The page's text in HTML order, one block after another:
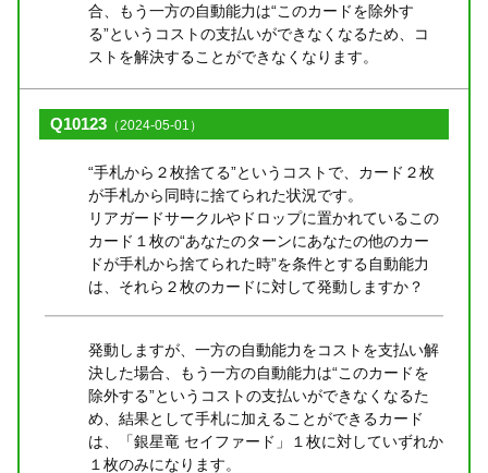
合、もう一方の自動能力は“このカードを除外す
る”というコストの支払いができなくなるため、コ
ストを解決することができなくなります。
Q10123 （2024-05-01）
“手札から２枚捨てる”というコストで、カード２枚
が手札から同時に捨てられた状況です。
リアガードサークルやドロップに置かれているこの
カード１枚の“あなたのターンにあなたの他のカー
ドが手札から捨てられた時”を条件とする自動能力
は、それら２枚のカードに対して発動しますか？
発動しますが、一方の自動能力をコストを支払い解
決した場合、もう一方の自動能力は“このカードを
除外する”というコストの支払いができなくなるた
め、結果として手札に加えることができるカード
は、「銀星竜 セイファード」１枚に対していずれか
１枚のみになります。